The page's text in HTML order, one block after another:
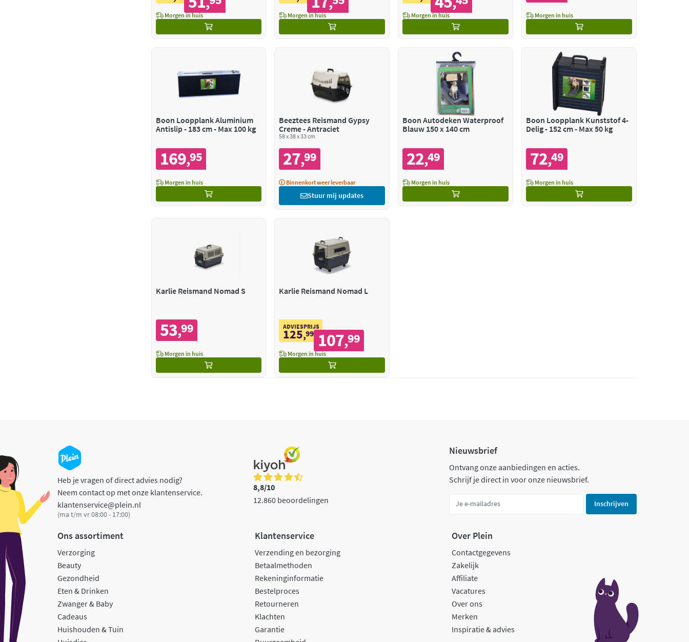
Morgen in huis Morgen in huis Morgen in huis Morgen in huis
Boon Loopplank Aluminium
Antislip - 183 cm - Max 100 kg
169,95
Morgen in huis
Beeztees Reismand Gypsy
Creme - Antraciet
58 x 38 x 33 cm
27,99
Binnenkort weer leverbaar
Stuur mij updates
Boon Autodeken Waterproof
Blauw 150 x 140 cm
22,49
Morgen in huis
Boon Loopplank Kunststof 4-
Delig - 152 cm - Max 50 kg
72,49
Morgen in huis
Karlie Reismand Nomad S
53,99
Morgen in huis
Karlie Reismand Nomad L
ADVIESPRIJS
125,99 107,99
Morgen in huis
Heb je vragen of direct advies nodig?
Neem contact op met onze klantenservice.
klantenservice@plein.nl
(ma t/m vr 08:00 - 17:00)
8,8/10
12.860 beoordelingen
Nieuwsbrief
Ontvang onze aanbiedingen en acties.
Schrijf je direct in voor onze nieuwsbrief.
Inschrijven
Ons assortiment
Verzorging
Beauty
Gezondheid
Eten & Drinken
Zwanger & Baby
Cadeaus
Huishouden & Tuin
Klantenservice
Verzending en bezorging
Betaalmethoden
Rekeninginformatie
Bestelproces
Retourneren
Klachten
Garantie
Over Plein
Contactgegevens
Zakelijk
Affiliate
Vacatures
Over ons
Merken
Inspiratie & advies